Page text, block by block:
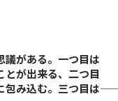
議がある。一つ目は
とが出来る、二つ目
み込む。三つ目は――